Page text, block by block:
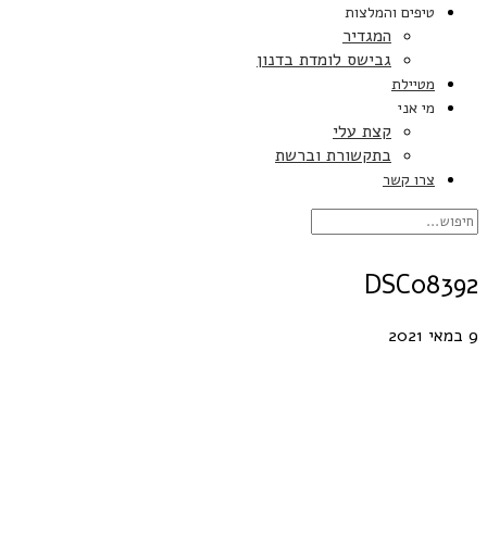
טיפים והמלצות
המגדיר
גבישס לומדת בדנון
מטיילת
מי אני
קצת עלי
בתקשורת וברשת
צרו קשר
DSC08392
9 במאי 2021